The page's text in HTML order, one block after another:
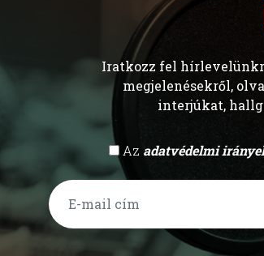
Iratkozz fel
megjelenésekről,
interjúkat,
Az adatvédelmi